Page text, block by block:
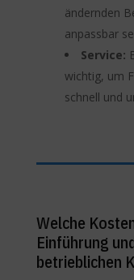
ändernden
anpassbar
Service:
wichtig, um
schnell und
Welche
Einführung
betrieblichen